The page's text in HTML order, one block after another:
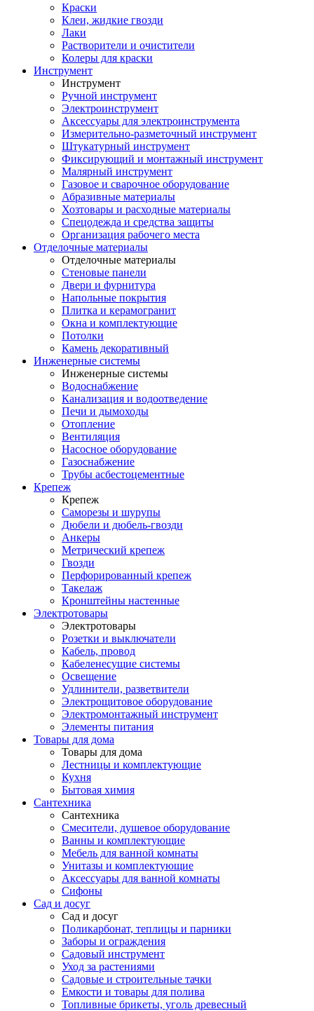
Краски
Клеи, жидкие гвозди
Лаки
Растворители и очистители
Колеры для краски
Инструмент
Инструмент
Ручной инструмент
Электроинструмент
Аксессуары для электроинструмента
Измерительно-разметочный инструмент
Штукатурный инструмент
Фиксирующий и монтажный инструмент
Малярный инструмент
Газовое и сварочное оборудование
Абразивные материалы
Хозтовары и расходные материалы
Спецодежда и средства защиты
Организация рабочего места
Отделочные материалы
Отделочные материалы
Стеновые панели
Двери и фурнитура
Напольные покрытия
Плитка и керамогранит
Окна и комплектующие
Потолки
Камень декоративный
Инженерные системы
Инженерные системы
Водоснабжение
Канализация и водоотведение
Печи и дымоходы
Отопление
Вентиляция
Насосное оборудование
Газоснабжение
Трубы асбестоцементные
Крепеж
Крепеж
Саморезы и шурупы
Дюбели и дюбель-гвозди
Анкеры
Метрический крепеж
Гвозди
Перфорированный крепеж
Такелаж
Кронштейны настенные
Электротовары
Электротовары
Розетки и выключатели
Кабель, провод
Кабеленесущие системы
Освещение
Удлинители, разветвители
Электрощитовое оборудование
Электромонтажный инструмент
Элементы питания
Товары для дома
Товары для дома
Лестницы и комплектующие
Кухня
Бытовая химия
Сантехника
Сантехника
Смесители, душевое оборудование
Ванны и комплектующие
Мебель для ванной комнаты
Унитазы и комплектующие
Аксессуары для ванной комнаты
Сифоны
Сад и досуг
Сад и досуг
Поликарбонат, теплицы и парники
Заборы и ограждения
Садовый инструмент
Уход за растениями
Садовые и строительные тачки
Емкости и товары для полива
Топливные брикеты, уголь древесный